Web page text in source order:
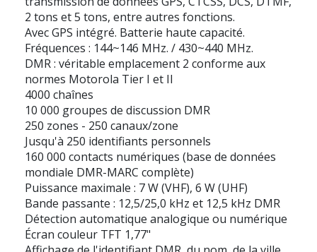
2 tons et 5 tons, entre autres fonctions.
Avec GPS intégré. Batterie haute capacité.
Fréquences : 144~146 MHz. / 430~440 MHz.
DMR : véritable emplacement 2 conforme aux
normes Motorola Tier I et II
4000 chaînes
10 000 groupes de discussion DMR
250 zones - 250 canaux/zone
Jusqu'à 250 identifiants personnels
160 000 contacts numériques (base de données
mondiale DMR-MARC complète)
Puissance maximale : 7 W (VHF), 6 W (UHF)
Bande passante : 12,5/25,0 kHz et 12,5 kHz DMR
Détection automatique analogique ou numérique
Écran couleur TFT 1,77"